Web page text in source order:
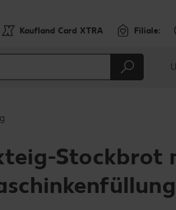
Kaufland Card XTRA Filiale:
Stockbrot